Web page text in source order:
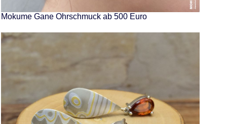
Mokume Gane Ohrschmuck ab 500 Euro